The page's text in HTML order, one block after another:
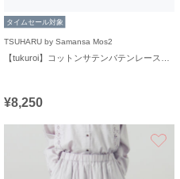
タイムセール対象
TSUHARU by Samansa Mos2
¥8,250